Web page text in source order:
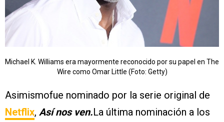
Michael K. Williams era mayormente reconocido por su papel en The
Wire como Omar Little (Foto: Getty)
Asimismofue nominado por la serie original de
Netflix, Así nos ven.La última nominación a los